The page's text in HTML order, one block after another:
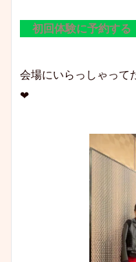
初回体験に予約する
会場にいらっしゃって
❤